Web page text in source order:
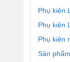
Phụ kiện
Phụ kiện
Phụ kiện
Sản